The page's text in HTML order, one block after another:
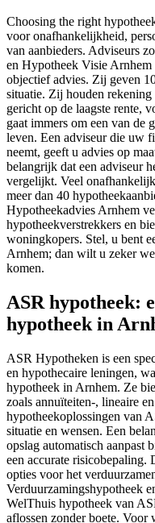
Choosing the right
voor onafhankelijkheid,
van aanbieders. Adviseurs
en Hypotheek Visie
objectief advies. Zij geven
situatie. Zij houden
gericht op de laagste rente,
gaat immers om een van de
leven. Een adviseur die uw
neemt, geeft u advies op
belangrijk dat een adviseur
vergelijkt. Veel
meer dan 40
Hypotheekadvies Arnhem
hypotheekverstrekkers en
woningkopers. Stel, u bent
Arnhem; dan wilt u zeker
komen.
ASR hypotheek:
hypotheek in
ASR Hypotheken is een
en hypothecaire leningen,
hypotheek in Arnhem. Ze
zoals annuïteiten-, lineaire
hypotheekoplossingen van
situatie en wensen. Een
opslag automatisch
een accurate risicobepaling.
opties voor het
Verduurzamingshypotheek
WelThuis hypotheek van
aflossen zonder boete.